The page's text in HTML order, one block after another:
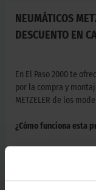
NEUMÁTICOS
DESCUENTO EN
En El Paso 2000 te
por la compra y
METZELER de los
¿Cómo funciona esta
de la gama Karoo